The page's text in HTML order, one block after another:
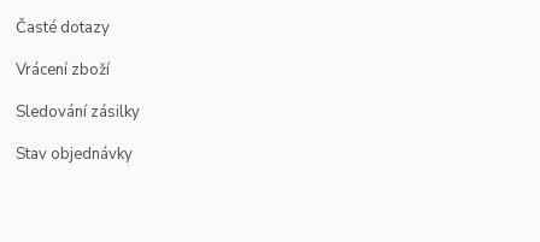
Časté dotazy
Vrácení zboží
Sledování zásilky
Stav objednávky